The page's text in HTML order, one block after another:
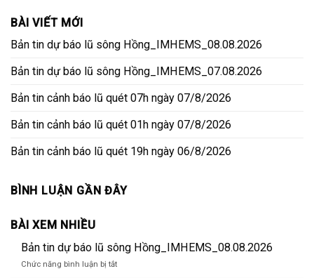
BÀI VIẾT MỚI
Bản tin dự báo lũ sông Hồng_IMHEMS_08.08.2026
Bản tin dự báo lũ sông Hồng_IMHEMS_07.08.2026
Bản tin cảnh báo lũ quét 07h ngày 07/8/2026
Bản tin cảnh báo lũ quét 01h ngày 07/8/2026
Bản tin cảnh báo lũ quét 19h ngày 06/8/2026
BÌNH LUẬN GẦN ĐÂY
BÀI XEM NHIỀU
Bản tin dự báo lũ sông Hồng_IMHEMS_08.08.2026
Chức năng bình luận bị tắtở